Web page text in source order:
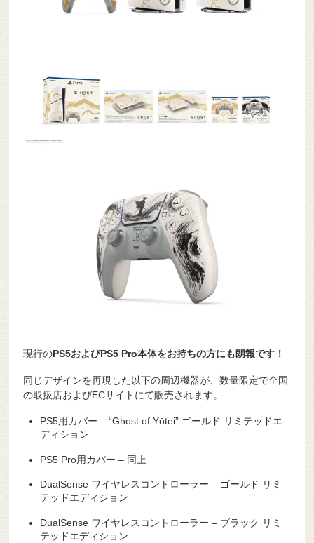
現行のPS5およびPS5 Pro本体をお持ちの方にも朗報です！
同じデザインを再現した以下の周辺機器が、数量限定で全国
の取扱店およびECサイトにて販売されます。
PS5用カバー – “Ghost of Yōtei” ゴールド リミテッドエ
ディション
PS5 Pro用カバー – 同上
DualSense ワイヤレスコントローラー – ゴールド リミ
テッドエディション
DualSense ワイヤレスコントローラー – ブラック リミ
テッドエディション